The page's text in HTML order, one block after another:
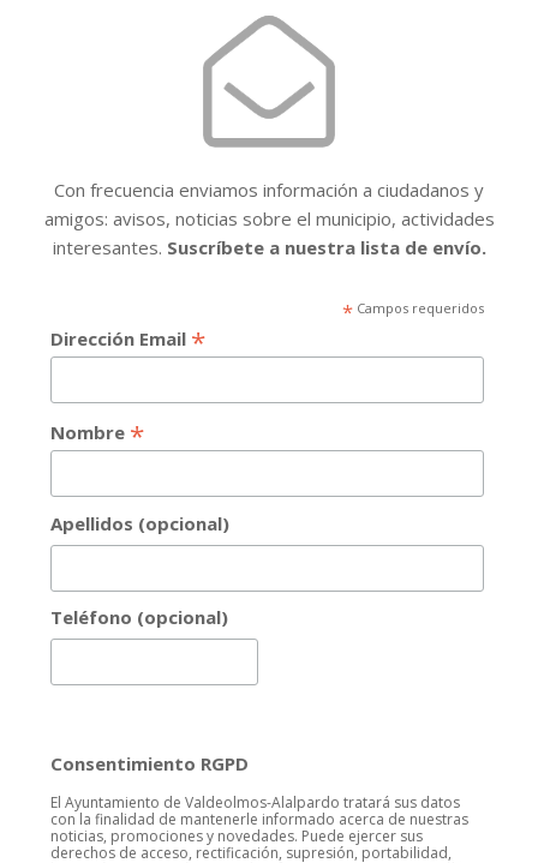
t
o
Con frecuencia enviamos información a ciudadanos y
amigos: avisos, noticias sobre el municipio, actividades
interesantes. Suscríbete a nuestra lista de envío.
*Campos requeridos
Dirección Email *
Nombre *
Apellidos (opcional)
Teléfono (opcional)
Consentimiento RGPD
El Ayuntamiento de Valdeolmos-Alalpardo tratará sus datos
con la finalidad de mantenerle informado acerca de nuestras
noticias, promociones y novedades. Puede ejercer sus
derechos de acceso, rectificación, supresión, portabilidad,